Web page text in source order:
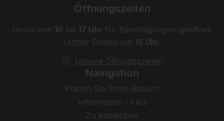
Öffnungszeiten
Heute von 10 bis 17 Uhr für Besichtigungen geöffnet.
Letzter Einlass um 15 Uhr.
Unsere Öffnungszeiten
Navigation
Planen Sie Ihren Besuch
Information / FAQ
Zu entdecken